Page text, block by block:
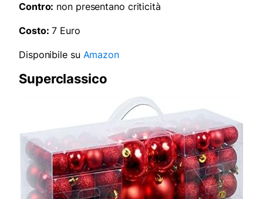
Contro: non presentano criticità
Costo: 7 Euro
Disponibile su Amazon
Superclassico